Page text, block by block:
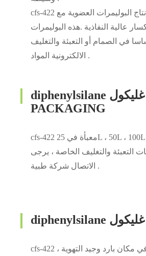
cfs-422 يمكن استخدامها لإنتاج البوليمرات العضوية مع
عالية النفاذية .هذه البوليمرات
في الصمام أو التعبئة والتغليف
الالكترونية المواد .
diphenylsilane غليكول
PACKAGING
cfs-422 معبأة في 25L ، 50L ، 100L كارتون .إذا كان
التعبئة والتغليف الخاصة ، يرجى
الاتصال شركة طبية .
cfs-422 يجب تخزينها في مكان بارد وجيد التهوية ،